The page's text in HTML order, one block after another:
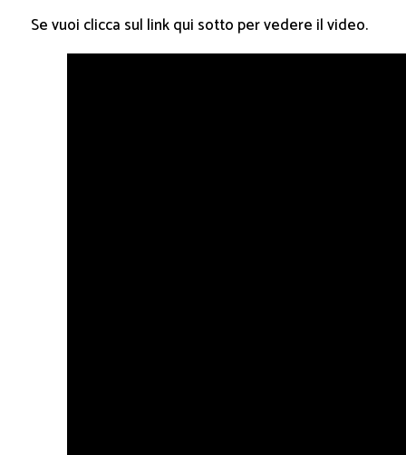
Se vuoi clicca sul link qui sotto per vedere il video.